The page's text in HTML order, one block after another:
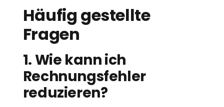
Häufig gestellte
Fragen
1. Wie kann ich
Rechnungsfehler
reduzieren?